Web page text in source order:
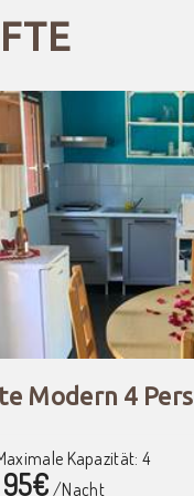
Modern 4 Pers
Kapazität: 4
95€ /Nacht